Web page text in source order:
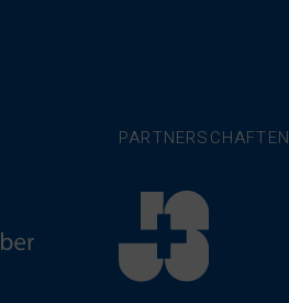
PARTNERSCHAFTEN